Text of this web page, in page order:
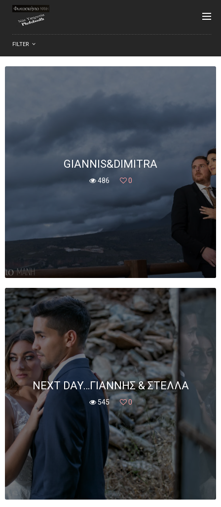
FILTER
GIANNIS&DIMITRA
486 0
NEXT DAY…ΓΙΆΝΝΗΣ & ΣΤΈΛΛΑ
545 0